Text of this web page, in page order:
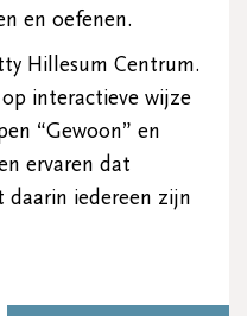
en oefenen.
Hillesum Centrum.
interactieve wijze
“Gewoon” en
ervaren dat
daarin iedereen zijn